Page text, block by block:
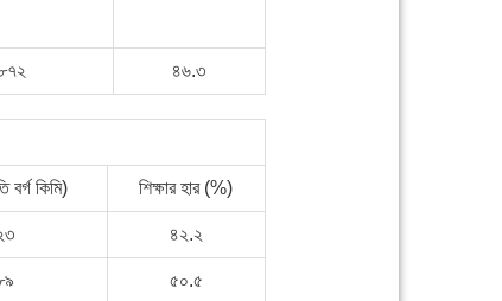
৪৬.৩
বর্গ কিমি) শিক্ষার হার (%)
৪২.২
৫০.৫